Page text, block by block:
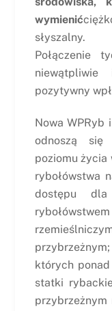
wymienić
słyszalny.
Połączenie
pozytywny
Nowa WPRyb
odnoszą się
poziomu życia
rybołówstwa
dostępu
których
statki
przybrzeżnym